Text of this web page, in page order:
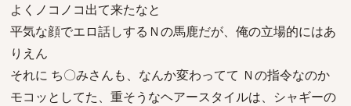
よくノコノコ出て来たなと
平気な顔でエロ話しするＮの馬鹿だが、俺の立場的にはあ
りえん
それに ち〇みさんも、なんか変わってて Ｎの指令なのか
モコッとしてた、重そうなヘアースタイルは、シャギーの